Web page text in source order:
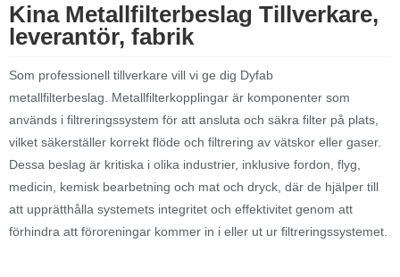
Kina Metallfilterbeslag Tillverkare,
leverantör, fabrik
Som professionell tillverkare vill vi ge dig Dyfab
metallfilterbeslag. Metallfilterkopplingar är komponenter som
används i filtreringssystem för att ansluta och säkra filter på plats,
vilket säkerställer korrekt flöde och filtrering av vätskor eller gaser.
Dessa beslag är kritiska i olika industrier, inklusive fordon, flyg,
medicin, kemisk bearbetning och mat och dryck, där de hjälper till
att upprätthålla systemets integritet och effektivitet genom att
förhindra att föroreningar kommer in i eller ut ur filtreringssystemet.